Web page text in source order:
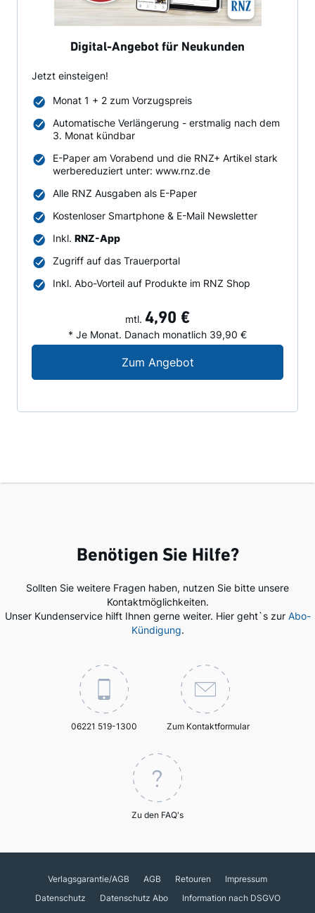
Digital-Angebot für Neukunden
Jetzt einsteigen!
Monat 1 + 2 zum Vorzugspreis
Automatische Verlängerung - erstmalig nach dem
3. Monat kündbar
E-Paper am Vorabend und die RNZ+ Artikel stark
werbereduziert unter: www.rnz.de
Alle RNZ Ausgaben als E-Paper
Kostenloser Smartphone & E-Mail Newsletter
Inkl. RNZ-App
Zugriff auf das Trauerportal
Inkl. Abo-Vorteil auf Produkte im RNZ Shop
mtl. 4,90 €
* Je Monat. Danach monatlich 39,90 €
Zum AngebotDigital-Angebot für
Benötigen Sie Hilfe?
Sollten Sie weitere Fragen haben, nutzen Sie bitte unsere
Kontaktmöglichkeiten.
Unser Kundenservice hilft Ihnen gerne weiter. Hier geht`s zur Abo-
Kündigung.
06221 519-1300 Zum Kontaktformular
Zu den FAQ's
Verlagsgarantie/AGB AGB Retouren
Impressum
Datenschutz
Datenschutz Abo
Information nach DSGVO